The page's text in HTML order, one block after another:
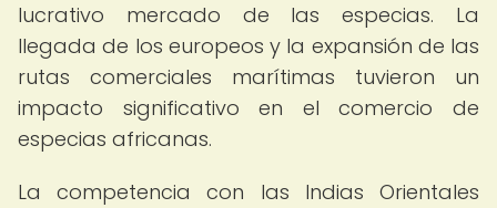
lucrativo mercado de las especias. La
llegada de los europeos y la expansión de las
rutas comerciales marítimas tuvieron un
impacto significativo en el comercio de
especias africanas.
La competencia con las Indias Orientales